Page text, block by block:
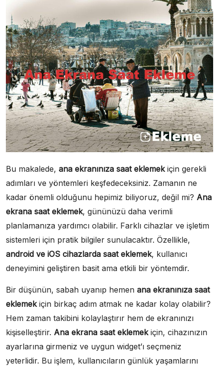
Bu makalede, ana ekranınıza saat eklemekiçin gerekli
adımları ve yöntemleri keşfedeceksiniz. Zamanın ne
kadar önemli olduğunu hepimiz biliyoruz, değil mi? Ana
ekrana saat eklemek, gününüzü daha verimli
planlamanıza yardımcı olabilir. Farklı cihazlar ve işletim
sistemleri için pratik bilgiler sunulacaktır. Özellikle,
android ve iOS cihazlarda saat eklemek, kullanıcı
deneyimini geliştiren basit ama etkili bir yöntemdir.
Bir düşünün, sabah uyanıp hemen ana ekranınıza saat
eklemekiçin birkaç adım atmak ne kadar kolay olabilir?
Hem zaman takibini kolaylaştırır hem de ekranınızı
kişiselleştirir. Ana ekrana saat eklemekiçin, cihazınızın
ayarlarına girmeniz ve uygun widget’ı seçmeniz
yeterlidir. Bu işlem, kullanıcıların günlük yaşamlarını